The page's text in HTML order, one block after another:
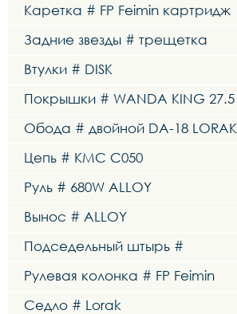
Каретка # FP Feimin картридж
Задние звезды # трещетка
Втулки # DISK
Покрышки # WANDA KING 27.5
Обода # двойной DA-18 LORAK
Цепь # KMC C050
Руль # 680W ALLOY
Вынос # ALLOY
Подседельный штырь #
Рулевая колонка # FP Feimin
Седло # Lorak